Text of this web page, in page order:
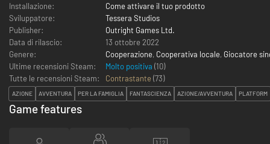
Installazione:
Come attivare il tuo prodotto
Sviluppatore:
Tessera Studios
Publisher:
Outright Games Ltd.
Data di rilascio:
13 ottobre 2022
Genere:
Cooperazione, Cooperativa locale, Giocatore
Ultime recensioni Steam:
Molto positiva (10)
Tutte le recensioni Steam:
Contrastante (73)
AZIONE AVVENTURA PER LA FAMIGLIA FANTASCIENZA AZIONE/AVVENTURA PLATFORM
Game features